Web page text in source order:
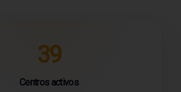
39
Centros activos